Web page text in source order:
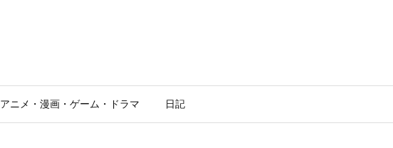
アニメ・漫画・ゲーム・ドラマ 日記